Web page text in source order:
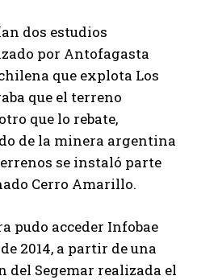
dos estudios
por Antofagasta
que explota Los
que el terreno
que lo rebate,
de la minera argentina
se instaló parte
Cerro Amarillo.
pudo acceder Infobae
2014, a partir de una
del Segemar realizada el